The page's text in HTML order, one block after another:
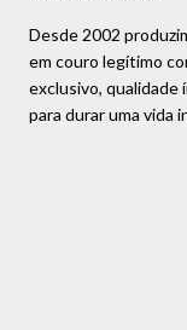
Desde 2002
em couro legítimo
exclusivo, qualidade
para durar uma vida